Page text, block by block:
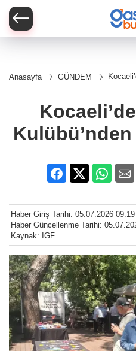
Anasayfa GÜNDEM
anlamlı
sergi
Haber Giriş Tarihi: 05.07.2026 09:19
Haber Güncellenme Tarihi:
Kaynak: IGF